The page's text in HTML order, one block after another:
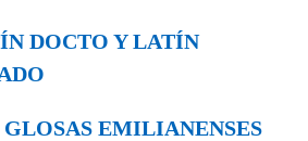
DOCTO Y LATÍN
GLOSAS EMILIANENSES